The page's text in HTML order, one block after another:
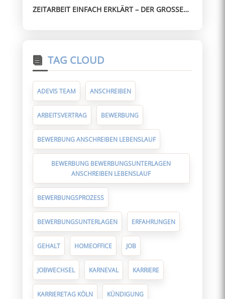
RICHTUNG
ZEITARBEIT EINFACH ERKLÄRT – DER GROSSE G
TAG CLOUD
ADEVIS TEAM ANSCHREIBEN
ARBEITSVERTRAG BEWERBUNG
BEWERBUNG ANSCHREIBEN LEBENSLAUF
BEWERBUNG BEWERBUNGSUNTERLAGEN
ANSCHREIBEN LEBENSLAUF
BEWERBUNGSPROZESS
BEWERBUNGSUNTERLAGEN ERFAHRUNGEN
GEHALT HOMEOFFICE JOB
JOBWECHSEL KARNEVAL KARRIERE
KARRIERETAG KÖLN KÜNDIGUNG